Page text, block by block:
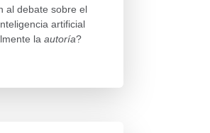
al debate sobre el
artificial
la autoría?